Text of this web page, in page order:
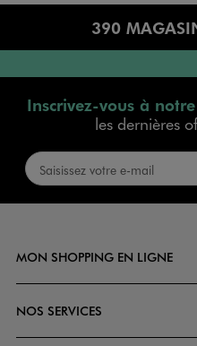
390
Inscrivez-vous à
les dernières
MON SHOPPING EN LIGNE
NOS SERVICES